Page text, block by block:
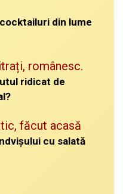
din lume
ridicat de
cu salată